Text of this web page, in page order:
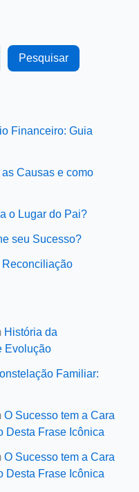
Pesquisar
Financeiro: Guia
Causas e como
o Lugar do Pai?
seu Sucesso?
Reconciliação
História da
Evolução
Familiar:
O Sucesso tem a Cara
Desta Frase Icônica
O Sucesso tem a Cara
Desta Frase Icônica